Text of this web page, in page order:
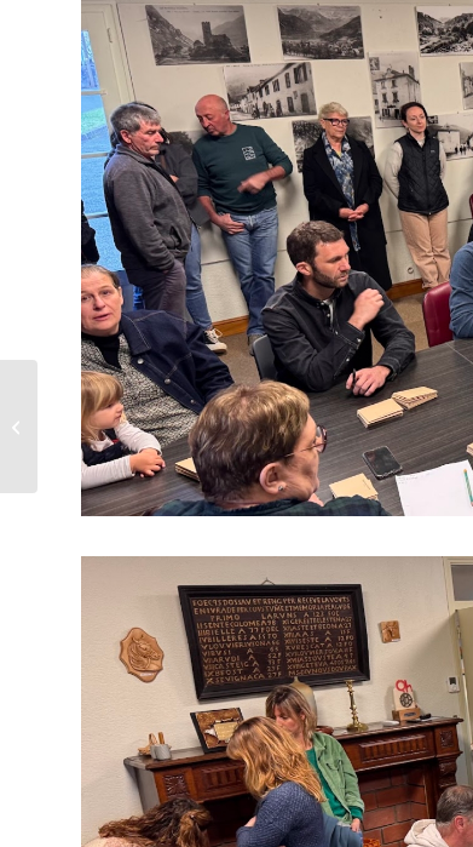
Repas des Aînés –
Janvier 2026